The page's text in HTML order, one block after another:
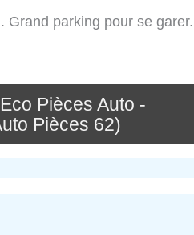
Grand parking pour se garer.
Pièces Auto -
Pièces 62)